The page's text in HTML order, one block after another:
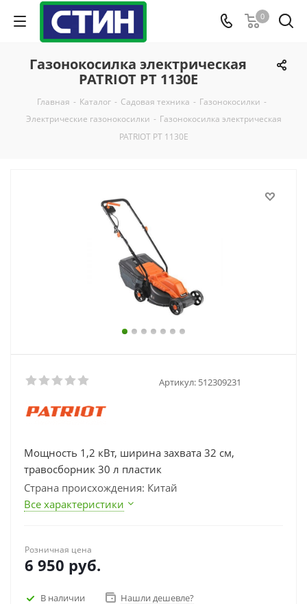
0
Газонокосилка электрическая
PATRIOT PT 1130E
Главная - Каталог - Садовая техника - Газонокосилки -
Электрические газонокосилки - Газонокосилка электрическая
PATRIOT PT 1130E
Артикул: 512309231
Мощность 1,2 кВт, ширина захвата 32 см,
травосборник 30 л пластик
Страна происхождения: Китай
Все характеристики
Розничная цена
6 950 руб.
В наличии Нашли дешевле?